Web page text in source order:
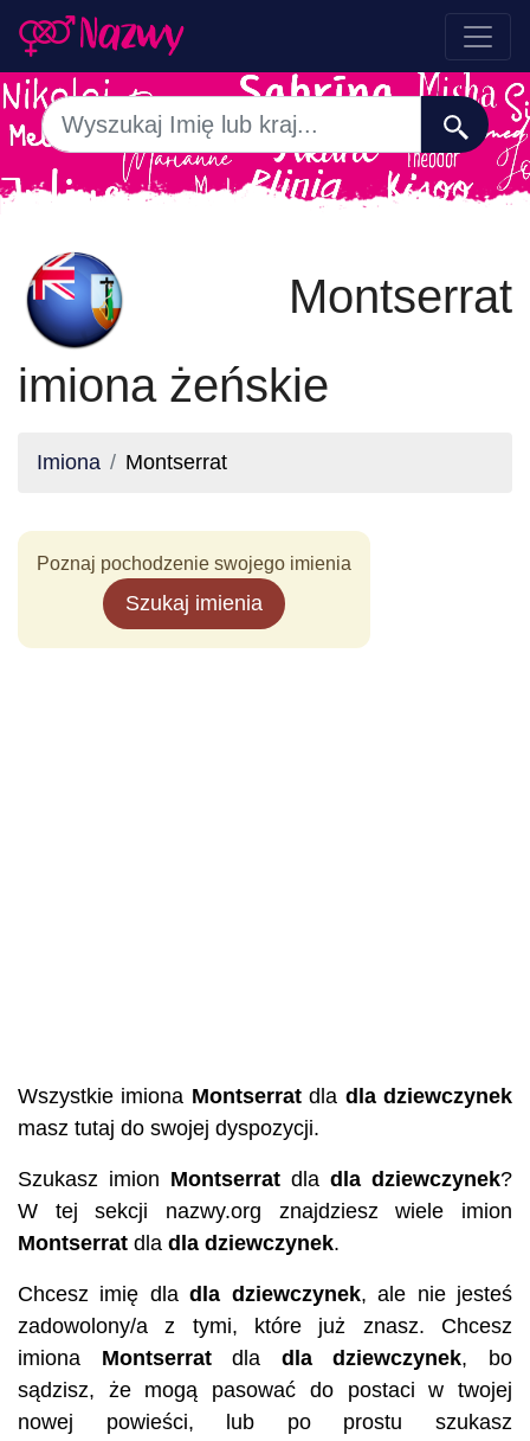
Montserrat
imiona żeńskie
Imiona Montserrat
Poznaj pochodzenie swojego imienia
Szukaj imienia
Wszystkie imiona Montserratdla dla dziewczynek
masz tutaj do swojej dyspozycji.
Szukasz imion Montserrat dla dla dziewczynek?
W tej sekcji nazwy.org znajdziesz wiele imion
Montserrat dla dla dziewczynek.
Chcesz imię dladla dziewczynek, ale nie jesteś
zadowolony/a z tymi, które już znasz. Chcesz
imiona Montserratdla dla dziewczynek, bo
sądzisz, że mogą pasować do postaci w twojej
nowej powieści, lub po prostu szukasz